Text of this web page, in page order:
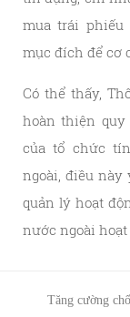
mua trái phiếu
mục đích để cơ
Có thể thấy,
hoàn thiện
của tổ chức
ngoài, điều này
quản lý hoạt
nước ngoài
Tăng cường